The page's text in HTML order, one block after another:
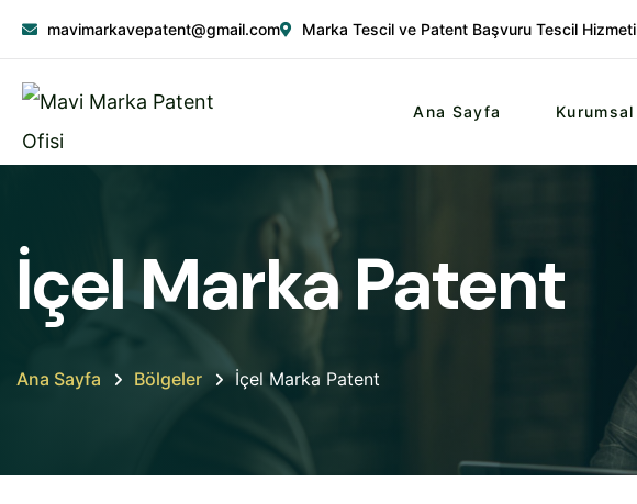
mavimarkavepatent@gmail.com Marka Tescil ve Patent Başvuru Tescil Hizmeti
Ana Sayfa Kurumsal
İçel Marka Patent
Ana Sayfa Bölgeler İçel Marka Patent